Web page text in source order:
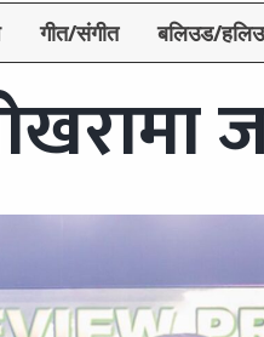
गीत/संगीत बलिउड/